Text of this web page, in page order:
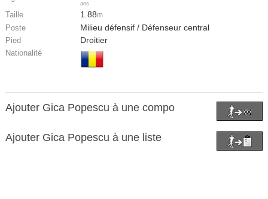
ans
Taille 1.88m
Poste Milieu défensif / Défenseur central
Pied Droitier
Nationalité
Ajouter Gica Popescu à une compo
Ajouter Gica Popescu à une liste